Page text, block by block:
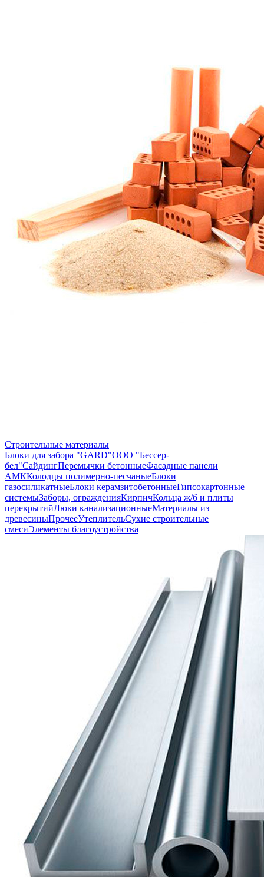
Строительные материалы
Блоки для забора "GARD"ООО "Бессер-
бел"СайдингПеремычки бетонныеФасадные панели
АМККолодцы полимерно-песчаныеБлоки
газосиликатныеБлоки керамзитобетонныеГипсокартонные
системыЗаборы, огражденияКирпичКольца ж/б и плиты
перекрытийЛюки канализационныеМатериалы из
древесиныПрочееУтеплительСухие строительные
смесиЭлементы благоустройства